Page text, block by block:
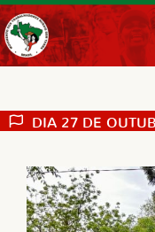
Pular
para
o
conteúdo
DIA 27 DE